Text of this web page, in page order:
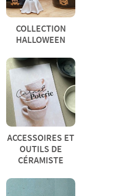
COLLECTION
HALLOWEEN
ACCESSOIRES ET
OUTILS DE
CÉRAMISTE